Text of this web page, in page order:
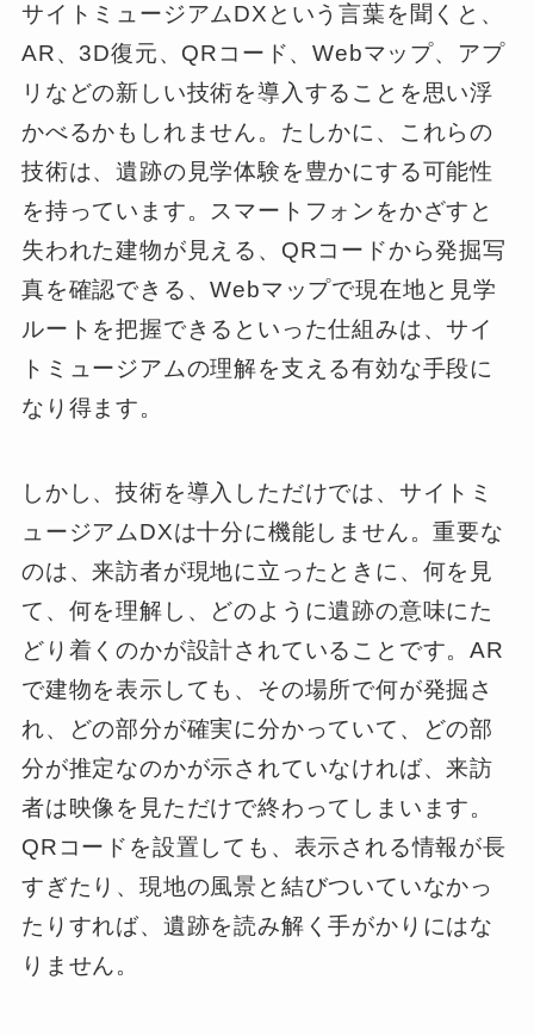
サイトミュージアムDXという言葉を聞くと、
AR、3D復元、QRコード、Webマップ、アプ
リなどの新しい技術を導入することを思い浮
かべるかもしれません。たしかに、これらの
技術は、遺跡の見学体験を豊かにする可能性
を持っています。スマートフォンをかざすと
失われた建物が見える、QRコードから発掘写
真を確認できる、Webマップで現在地と見学
ルートを把握できるといった仕組みは、サイ
トミュージアムの理解を支える有効な手段に
なり得ます。
しかし、技術を導入しただけでは、サイトミ
ュージアムDXは十分に機能しません。重要な
のは、来訪者が現地に立ったときに、何を見
て、何を理解し、どのように遺跡の意味にた
どり着くのかが設計されていることです。AR
で建物を表示しても、その場所で何が発掘さ
れ、どの部分が確実に分かっていて、どの部
分が推定なのかが示されていなければ、来訪
者は映像を見ただけで終わってしまいます。
QRコードを設置しても、表示される情報が長
すぎたり、現地の風景と結びついていなかっ
たりすれば、遺跡を読み解く手がかりにはな
りません。